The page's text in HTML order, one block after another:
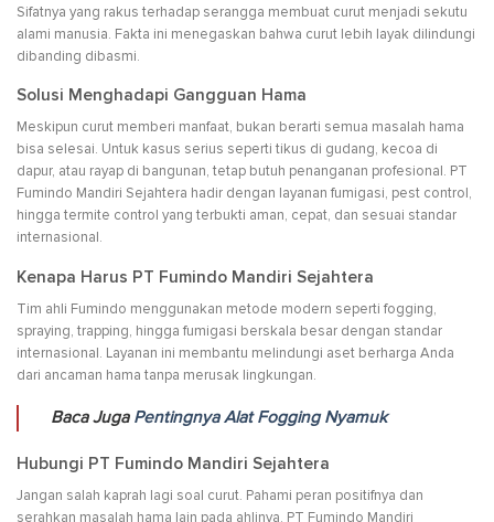
Sifatnya yang rakus terhadap serangga membuat curut menjadi sekutu
alami manusia. Fakta ini menegaskan bahwa curut lebih layak dilindungi
dibanding dibasmi.
Solusi Menghadapi Gangguan Hama
Meskipun curut memberi manfaat, bukan berarti semua masalah hama
bisa selesai. Untuk kasus serius seperti tikus di gudang, kecoa di
dapur, atau rayap di bangunan, tetap butuh penanganan profesional. PT
Fumindo Mandiri Sejahtera hadir dengan layanan fumigasi, pest control,
hingga termite control yang terbukti aman, cepat, dan sesuai standar
internasional.
Kenapa Harus PT Fumindo Mandiri Sejahtera
Tim ahli Fumindo menggunakan metode modern seperti fogging,
spraying, trapping, hingga fumigasi berskala besar dengan standar
internasional. Layanan ini membantu melindungi aset berharga Anda
dari ancaman hama tanpa merusak lingkungan.
Baca Juga Pentingnya Alat Fogging Nyamuk
Hubungi PT Fumindo Mandiri Sejahtera
Jangan salah kaprah lagi soal curut. Pahami peran positifnya dan
serahkan masalah hama lain pada ahlinya. PT Fumindo Mandiri